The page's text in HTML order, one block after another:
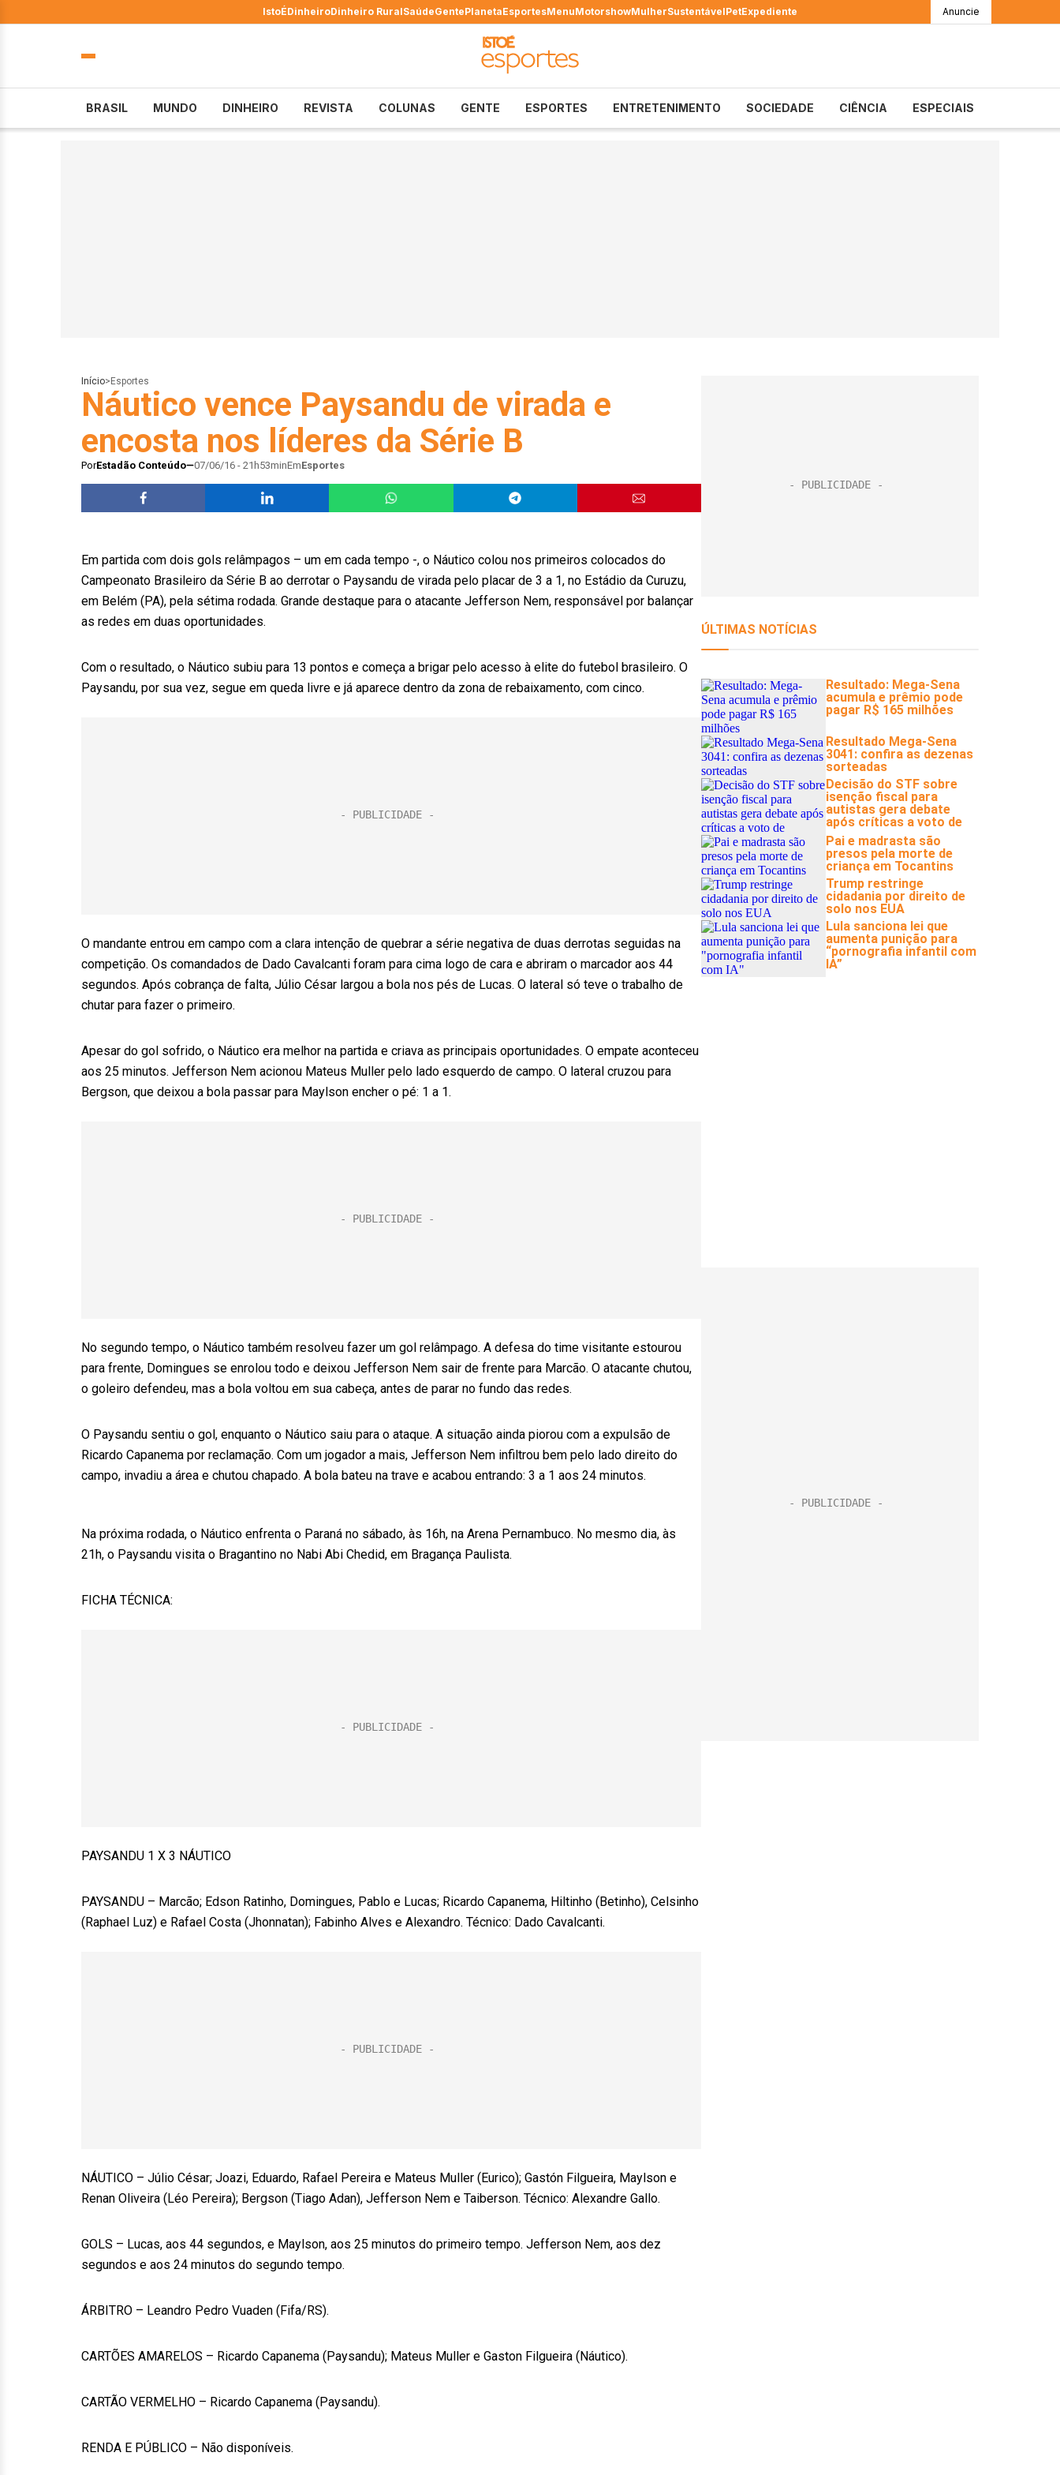
IstoÉDinheiroDinheiro RuralSaúdeGentePlanetaEsportesMenuMotorshowMulherSustentávelPetExpediente Anuncie
BRASIL MUNDO DINHEIRO REVISTA COLUNAS GENTE ESPORTES ENTRETENIMENTO SOCIEDADE CIÊNCIA ESPECIAIS
Início> Esportes
Náutico vence Paysandu de virada e
encosta nos líderes da Série B
PorEstadão Conteúdo 07/06/16 - 21h53minEmEsportes
Em partida com dois gols relâmpagos – um em cada tempo -, o Náutico colou nos primeiros colocados do
Campeonato Brasileiro da Série B ao derrotar o Paysandu de virada pelo placar de 3 a 1, no Estádio da Curuzu,
em Belém (PA), pela sétima rodada. Grande destaque para o atacante Jefferson Nem, responsável por balançar
as redes em duas oportunidades.
Com o resultado, o Náutico subiu para 13 pontos e começa a brigar pelo acesso à elite do futebol brasileiro. O
Paysandu, por sua vez, segue em queda livre e já aparece dentro da zona de rebaixamento, com cinco.
O mandante entrou em campo com a clara intenção de quebrar a série negativa de duas derrotas seguidas na
competição. Os comandados de Dado Cavalcanti foram para cima logo de cara e abriram o marcador aos 44
segundos. Após cobrança de falta, Júlio César largou a bola nos pés de Lucas. O lateral só teve o trabalho de
chutar para fazer o primeiro.
Apesar do gol sofrido, o Náutico era melhor na partida e criava as principais oportunidades. O empate aconteceu
aos 25 minutos. Jefferson Nem acionou Mateus Muller pelo lado esquerdo de campo. O lateral cruzou para
Bergson, que deixou a bola passar para Maylson encher o pé: 1 a 1.
No segundo tempo, o Náutico também resolveu fazer um gol relâmpago. A defesa do time visitante estourou
para frente, Domingues se enrolou todo e deixou Jefferson Nem sair de frente para Marcão. O atacante chutou,
o goleiro defendeu, mas a bola voltou em sua cabeça, antes de parar no fundo das redes.
O Paysandu sentiu o gol, enquanto o Náutico saiu para o ataque. A situação ainda piorou com a expulsão de
Ricardo Capanema por reclamação. Com um jogador a mais, Jefferson Nem infiltrou bem pelo lado direito do
campo, invadiu a área e chutou chapado. A bola bateu na trave e acabou entrando: 3 a 1 aos 24 minutos.
Na próxima rodada, o Náutico enfrenta o Paraná no sábado, às 16h, na Arena Pernambuco. No mesmo dia, às
21h, o Paysandu visita o Bragantino no Nabi Abi Chedid, em Bragança Paulista.
FICHA TÉCNICA:
PAYSANDU 1 X 3 NÁUTICO
PAYSANDU – Marcão; Edson Ratinho, Domingues, Pablo e Lucas; Ricardo Capanema, Hiltinho (Betinho), Celsinho
(Raphael Luz) e Rafael Costa (Jhonnatan); Fabinho Alves e Alexandro. Técnico: Dado Cavalcanti.
NÁUTICO – Júlio César; Joazi, Eduardo, Rafael Pereira e Mateus Muller (Eurico); Gastón Filgueira, Maylson e
Renan Oliveira (Léo Pereira); Bergson (Tiago Adan), Jefferson Nem e Taiberson. Técnico: Alexandre Gallo.
GOLS – Lucas, aos 44 segundos, e Maylson, aos 25 minutos do primeiro tempo. Jefferson Nem, aos dez
segundos e aos 24 minutos do segundo tempo.
ÁRBITRO – Leandro Pedro Vuaden (Fifa/RS).
CARTÕES AMARELOS – Ricardo Capanema (Paysandu); Mateus Muller e Gaston Filgueira (Náutico).
CARTÃO VERMELHO – Ricardo Capanema (Paysandu).
RENDA E PÚBLICO – Não disponíveis.